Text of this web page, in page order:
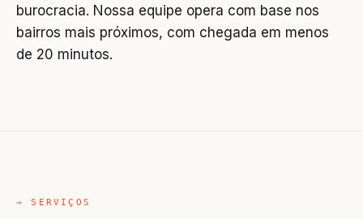
burocracia. Nossa equipe opera com base nos
bairros mais próximos, com chegada em menos
de 20 minutos.
→ SERVIÇOS